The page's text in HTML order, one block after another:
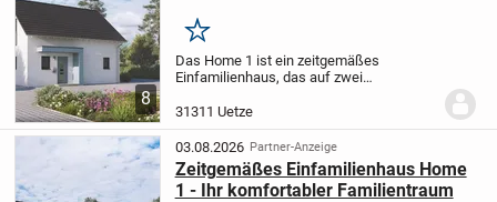
8
Merken
Das Home 1 ist ein zeitgemäßes
Einfamilienhaus, das auf zwei
und sich hervorragend für die kleine
Familie eignet, die Wert auf Komfort und
durchdachte Funktionalit...
31311 Uetze
03.08.2026 Partner-Anzeige
Zeitgemäßes Einfamilienhaus Home
1 - Ihr komfortabler Familientraum